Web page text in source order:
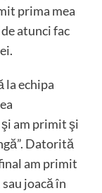
prima mea
atunci fac
la echipa
am primit şi
Datorită
am primit
joacă în